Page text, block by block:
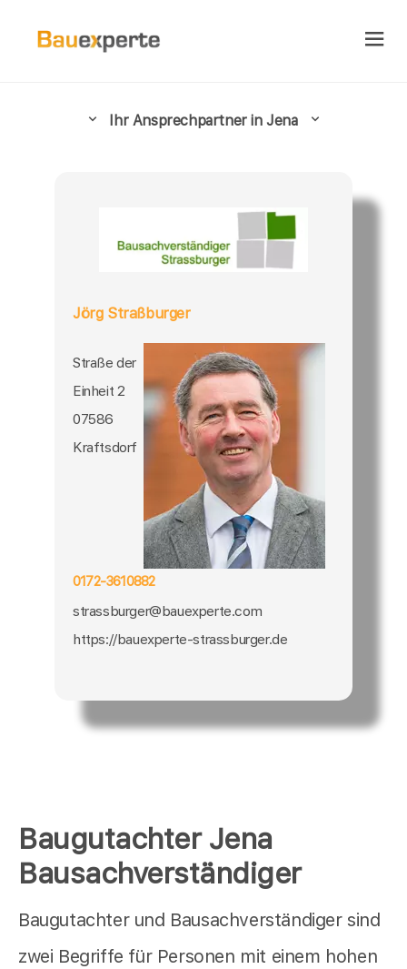
Baugutachter Jena
Bausachverständiger
Baugutachter und Bausachverständiger sind
zwei Begriffe für Personen mit einem hohen
Ihr Ansprechpartner in Jena
Jörg Straßburger
Straße der
Einheit 2
07586
Kraftsdorf
0172-3610882
strassburger@bauexperte.com
https://bauexperte-strassburger.de